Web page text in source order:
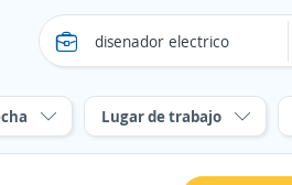
Lugar de trabajo